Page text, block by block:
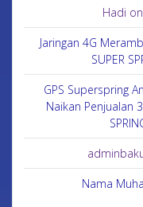
Hadi on
Jaringan 4G
SUPER
GPS Superspring
Naikan Penjualan
Nama